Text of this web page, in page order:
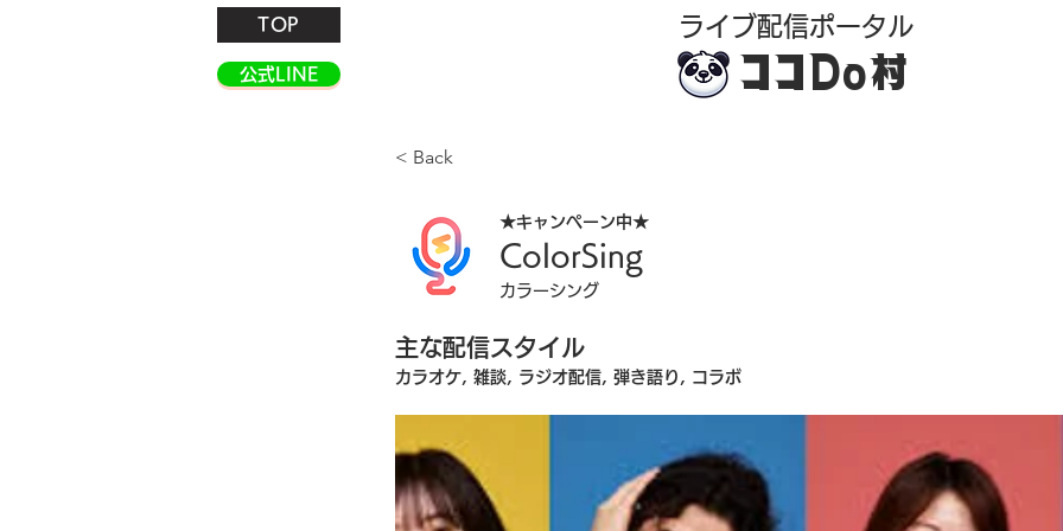
TOP
公式LINE
​ライブ配信ポータル
ココDo村
< Back
★キャンペーン中★
ColorSing
カラーシング
主な配信スタイル
カラオケ, 雑談, ラジオ配信, 弾き語り, コラボ